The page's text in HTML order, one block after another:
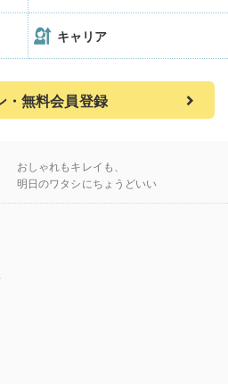
キャリア
・無料会員登録
おしゃれもキレイも、
明日のワタシにちょうどいい